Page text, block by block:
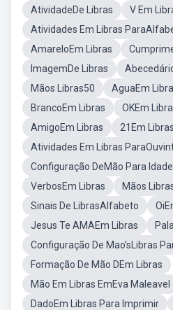
AtividadeDe Libras V Em
Atividades Em Libras
AmareloEm Libras
ImagemDe Libras
Mãos Libras50
AguaEm
BrancoEm Libras
OKEm
AmigoEm Libras
21Em
Atividades Em Libras
Configuração DeMão Para Idade
VerbosEm Libras
Mãos
Sinais De LibrasAlfabeto
Jesus Te AMAEm Libras
Configuração De Mao'sLibras
Formação De Mão DEm Libras
Mão Em Libras EmEva Maleavel
DadoEm Libras Para Imprimir